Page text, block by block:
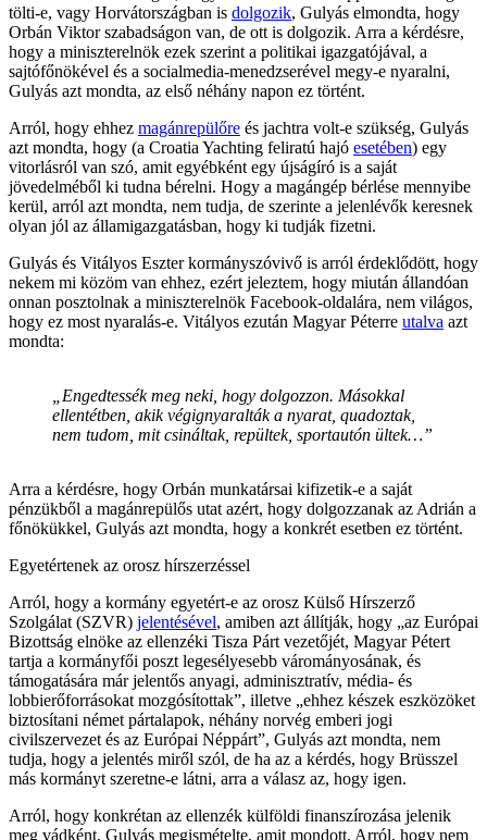
tölti-e, vagy Horvátországban is dolgozik, Gulyás elmondta, hogy
Orbán Viktor szabadságon van, de ott is dolgozik. Arra a kérdésre,
hogy a miniszterelnök ezek szerint a politikai igazgatójával, a
sajtófőnökével és a socialmedia-menedzserével megy-e nyaralni,
Gulyás azt mondta, az első néhány napon ez történt.
Arról, hogy ehhez magánrepülőre és jachtra volt-e szükség, Gulyás
azt mondta, hogy (a Croatia Yachting feliratú hajó esetében) egy
vitorlásról van szó, amit egyébként egy újságíró is a saját
jövedelméből ki tudna bérelni. Hogy a magángép bérlése mennyibe
kerül, arról azt mondta, nem tudja, de szerinte a jelenlévők keresnek
olyan jól az államigazgatásban, hogy ki tudják fizetni.
Gulyás és Vitályos Eszter kormányszóvivő is arról érdeklődött, hogy
nekem mi közöm van ehhez, ezért jeleztem, hogy miután állandóan
onnan posztolnak a miniszterelnök Facebook-oldalára, nem világos,
hogy ez most nyaralás-e. Vitályos ezután Magyar Péterre utalva azt
mondta:
„Engedtessék meg neki, hogy dolgozzon. Másokkal
ellentétben, akik végignyaralták a nyarat, quadoztak,
nem tudom, mit csináltak, repültek, sportautón ültek…”
Arra a kérdésre, hogy Orbán munkatársai kifizetik-e a saját
pénzükből a magánrepülős utat azért, hogy dolgozzanak az Adrián a
főnökükkel, Gulyás azt mondta, hogy a konkrét esetben ez történt.
Egyetértenek az orosz hírszerzéssel
Arról, hogy a kormány egyetért-e az orosz Külső Hírszerző
Szolgálat (SZVR) jelentésével, amiben azt állítják, hogy „az Európai
Bizottság elnöke az ellenzéki Tisza Párt vezetőjét, Magyar Pétert
tartja a kormányfői poszt legesélyesebb várományosának, és
támogatására már jelentős anyagi, adminisztratív, média- és
lobbierőforrásokat mozgósítottak”, illetve „ehhez készek eszközöket
biztosítani német pártalapok, néhány norvég emberi jogi
civilszervezet és az Európai Néppárt”, Gulyás azt mondta, nem
tudja, hogy a jelentés miről szól, de ha az a kérdés, hogy Brüsszel
más kormányt szeretne-e látni, arra a válasz az, hogy igen.
Arról, hogy konkrétan az ellenzék külföldi finanszírozása jelenik
meg vádként, Gulyás megismételte, amit mondott. Arról, hogy nem